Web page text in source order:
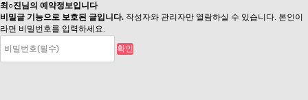
최○진님의 예약정보입니다
비밀글 기능으로 보호된 글입니다. 작성자와 관리자만 열람하실 수 있습니다. 본인이
라면 비밀번호를 입력하세요.